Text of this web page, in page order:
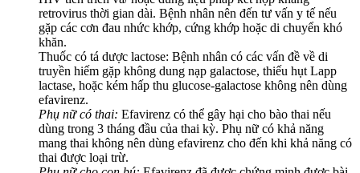
retrovirus thời gian dài. Bệnh nhân nên đến tư vấn y tế nếu
gặp các cơn đau nhức khớp, cứng khớp hoặc di chuyển khó
khăn.
Thuốc có tá dược lactose: Bệnh nhân có các vấn đề về di
truyền hiếm gặp không dung nạp galactose, thiếu hụt Lapp
lactase, hoặc kém hấp thu glucose-galactose không nên dùng
efavirenz.
Phụ nữ có thai: Efavirenz có thể gây hại cho bào thai nếu
dùng trong 3 tháng đầu của thai kỳ. Phụ nữ có khả năng
mang thai không nên dùng efavirenz cho đến khi khả năng có
thai được loại trừ.